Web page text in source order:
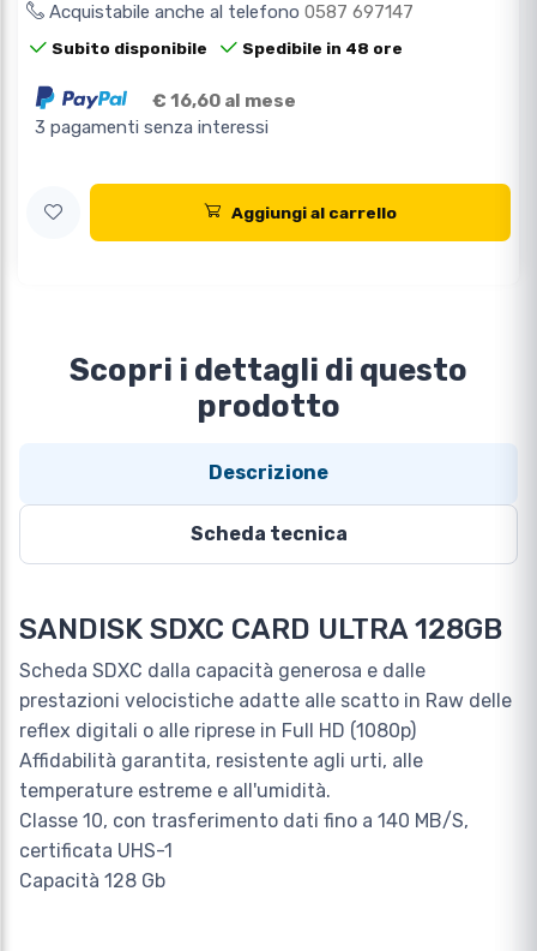
Acquistabile anche al telefono 0587 697147
Subito disponibile Spedibile in 48 ore
€ 16,60 al mese
3 pagamenti senza interessi
Aggiungi al carrello
Scopri i dettagli di questo
prodotto
Descrizione
Scheda tecnica
SANDISK SDXC CARD ULTRA 128GB
Scheda SDXC dalla capacità generosa e dalle
prestazioni velocistiche adatte alle scatto in Raw delle
reflex digitali o alle riprese in Full HD (1080p)
Affidabilità garantita, resistente agli urti, alle
temperature estreme e all'umidità.
Classe 10, con trasferimento dati fino a 140 MB/S,
certificata UHS-1
Capacità 128 Gb